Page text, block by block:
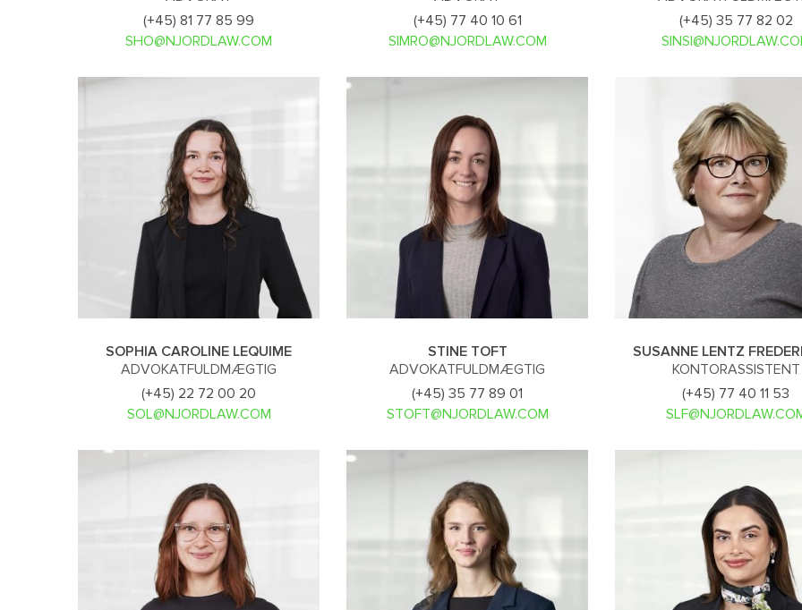
(+45) 81 77 85 99
SHO@NJORDLAW.COM
(+45) 77 40 10 61
SIMRO@NJORDLAW.COM
(+45) 35 77 82 02
SOPHIA CAROLINE LEQUIME
ADVOKATFULDMÆGTIG
(+45) 22 72 00 20
SOL@NJORDLAW.COM
STINE TOFT
ADVOKATFULDMÆGTIG
(+45) 35 77 89 01
STOFT@NJORDLAW.COM
SUSANNE LENTZ
KONTORASSISTENT
(+45) 77 40 11 53